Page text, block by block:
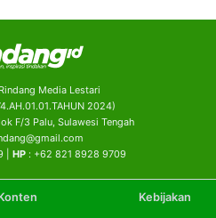
Media Lestari
2024)
F/3 Palu, Sulawesi Tengah
| HP : +62 821 8928 9709
Kebijakan